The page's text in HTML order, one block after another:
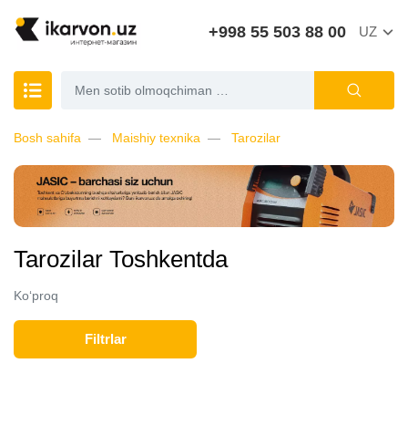
+998 55 503 88 00 UZ
Bosh sahifa Maishiy texnika Tarozilar
Tarozilar Toshkentda
Ko‘proq
Filtrlar